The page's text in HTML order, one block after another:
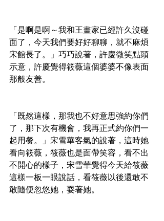
「是啊是啊～我和王畫家已經許久沒碰
面了，今天我們要好好聊聊，就不麻煩
宋館長了。」巧巧說著，許慶微笑點頭
示意，許慶覺得筱薇這個婆婆不像表面
那般友善。
「既然這樣，那我也不好意思強約你們
了，那下次有機會，我再正式約你們一
起用餐。」宋雪華客氣的說著，這時她
看向筱薇，筱薇也是面帶笑容，看不出
不開心的樣子，宋雪華覺得今天給筱薇
這樣一板一眼說話，看筱薇以後還敢不
敢隨便忽悠她，耍著她。